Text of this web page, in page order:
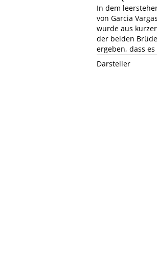
In dem
von Garcia
wurde aus
der beiden
ergeben, dass
Darsteller